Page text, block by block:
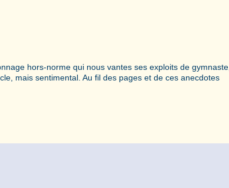
hors-norme qui nous vantes ses exploits de gymnaste,
mais sentimental. Au fil des pages et de ces anecdotes